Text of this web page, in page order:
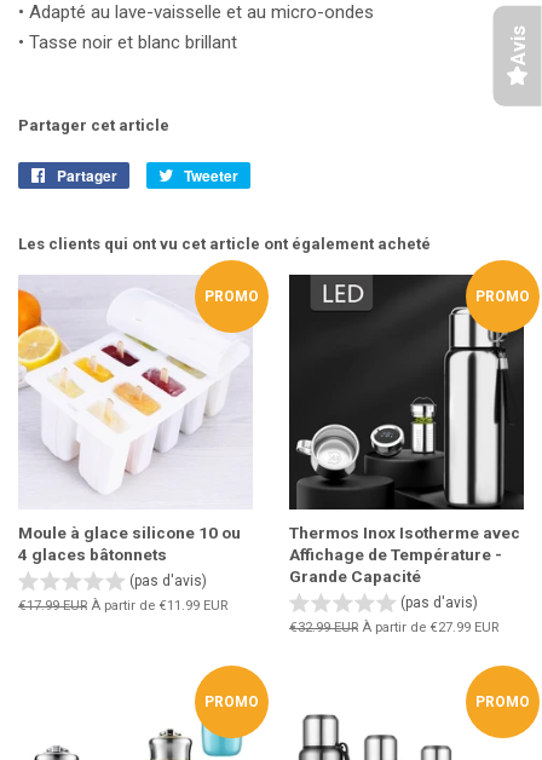
• Adapté au lave-vaisselle et au micro-ondes
• Tasse noir et blanc brillant
Partager cet article
Partager
PartagerTweeter
Les clients qui ont vu cet article ont également acheté
PROMO
Moule à glace silicone 10 ou
4 glaces bâtonnets
(pas d'avis)
Prix
€17.99 EUR À partir de €11.99 EUR
PROMO
Thermos Inox Isotherme avec
Affichage de Température -
Grande Capacité
(pas d'avis)
Prix
€32.99 EUR À partir de €27.99 EUR
PROMO PROMO
Avis